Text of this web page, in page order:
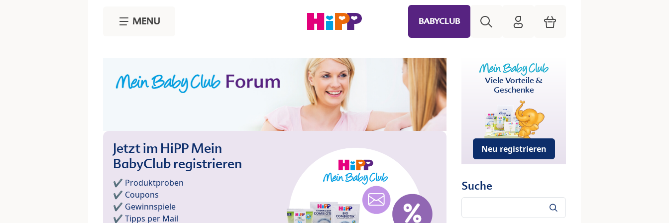
MENU BABYCLUB HiPP Mein Babyclub
Warenkorb
Jetzt im HiPP Mein
BabyClub registrieren
✔️ Produktproben
✔️ Coupons
✔️ Gewinnspiele
✔️ Tipps per Mail
Viele Vorteile &
Geschenke
Neu registrieren
Suche